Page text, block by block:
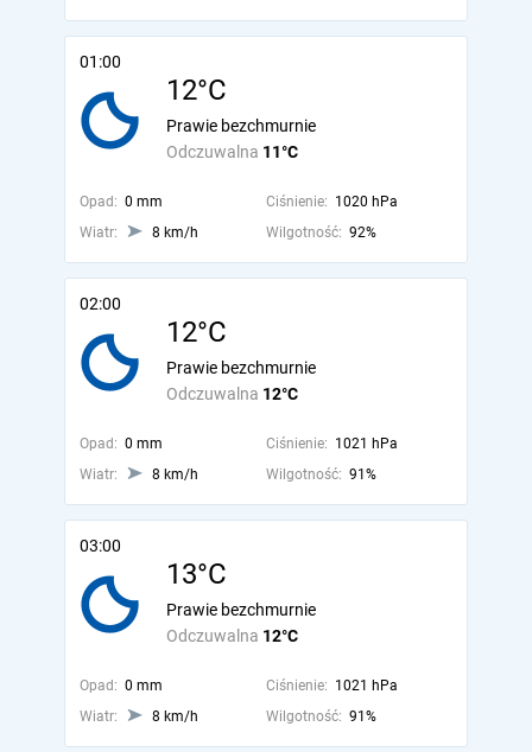
01:00
12°C
Odczuwalna 11°C
Prawie bezchmurnie
Opad: 0 mm Ciśnienie: 1020 hPa
Wiatr:
8 km/h Wilgotność: 92%
02:00
12°C
Odczuwalna 12°C
Prawie bezchmurnie
Opad: 0 mm Ciśnienie: 1021 hPa
Wiatr:
8 km/h Wilgotność: 91%
03:00
13°C
Odczuwalna 12°C
Prawie bezchmurnie
Opad: 0 mm Ciśnienie: 1021 hPa
Wiatr:
8 km/h Wilgotność: 91%